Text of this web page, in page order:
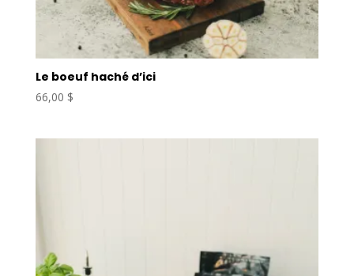
Le boeuf haché d’ici
66,00 $